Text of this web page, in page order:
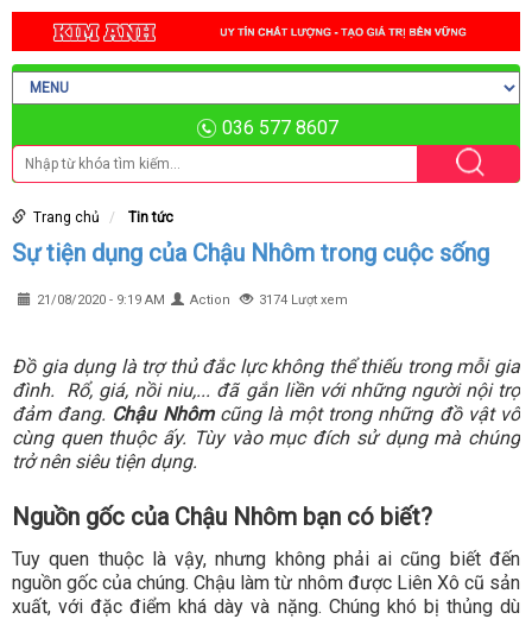
036 577 8607
Trang chủ Tin tức
Sự tiện dụng của Chậu Nhôm trong cuộc sống
21/08/2020 - 9:19 AM Action 3174 Lượt xem
Đồ gia dụng là trợ thủ đắc lực không thể thiếu trong mỗi gia
đình. Rổ, giá, nồi niu,... đã gắn liền với những người nội trợ
đảm đang. Chậu Nhôm cũng là một trong những đồ vật vô
cùng quen thuộc ấy. Tùy vào mục đích sử dụng mà chúng
trở nên siêu tiện dụng.
Nguồn gốc của Chậu Nhôm bạn có biết?
Tuy quen thuộc là vậy, nhưng không phải ai cũng biết đến
nguồn gốc của chúng. Chậu làm từ nhôm được Liên Xô cũ sản
xuất, với đặc điểm khá dày và nặng. Chúng khó bị thủng dù